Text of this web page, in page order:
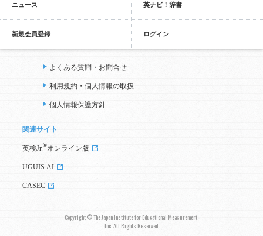
ニュース 英ナビ！辞書
新規会員登録 ログイン
よくある質問・お問合せ
利用規約・個人情報の取扱
個人情報保護方針
関連サイト
英検Jr. ®オンライン版
UGUIS.AI
CASEC
Copyright © The Japan Institute for Educational Measurement,
Inc. All Rights Reserved.